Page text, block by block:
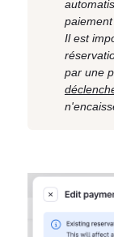
Il est
par une